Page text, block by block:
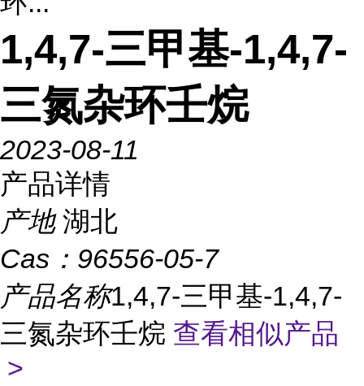
1,4,7-三甲基-1,4,7-
三氮杂环壬烷
2023-08-11
产品详情
产地 湖北
Cas： 96556-05-7
产品名称1,4,7-三甲基-1,4,7-
三氮杂环壬烷 查看相似产品
>